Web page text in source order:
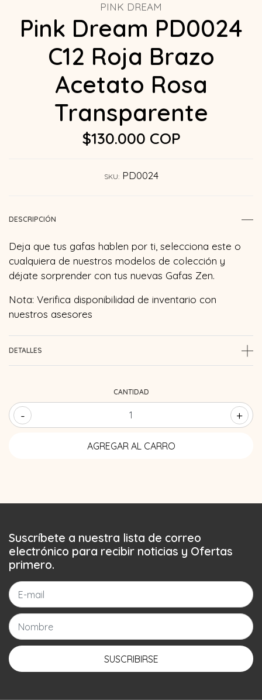
PINK DREAM
Pink Dream PD0024
C12 Roja Brazo
Acetato Rosa
Transparente
$130.000 COP
SKU: PD0024
DESCRIPCIÓN
Deja que tus gafas hablen por ti, selecciona este o
cualquiera de nuestros modelos de colección y
déjate sorprender con tus nuevas Gafas Zen.
Nota: Verifica disponibilidad de inventario con
nuestros asesores
DETALLES
CANTIDAD
- +
Suscríbete a nuestra lista de correo
electrónico para recibir noticias y Ofertas
primero.
SUSCRIBIRSE